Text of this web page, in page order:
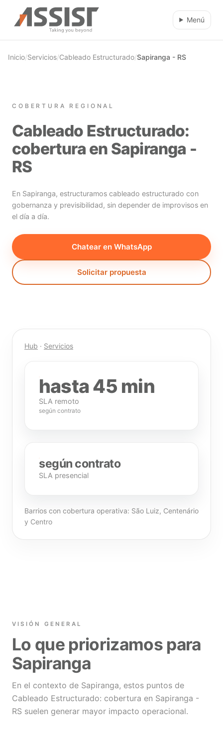
Ir al contenido principal
Menú
Inicio/Servicios/Cableado Estructurado/Sapiranga - RS
COBERTURA REGIONAL
Cableado Estructurado:
cobertura en Sapiranga -
RS
En Sapiranga, estructuramos cableado estructurado con
gobernanza y previsibilidad, sin depender de improvisos en
el día a día.
Chatear en WhatsApp
Solicitar propuesta
Hub · Servicios
hasta 45 min
SLA remoto
según contrato
según contrato
SLA presencial
Barrios con cobertura operativa: São Luiz, Centenário
y Centro
VISIÓN GENERAL
Lo que priorizamos para
Sapiranga
En el contexto de Sapiranga, estos puntos de
Cableado Estructurado: cobertura en Sapiranga -
RS suelen generar mayor impacto operacional.